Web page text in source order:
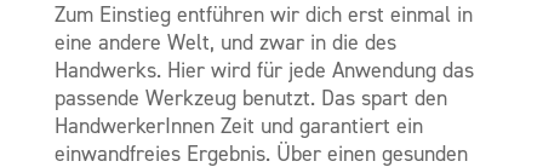
Zum Einstieg entführen wir dich erst einmal in
eine andere Welt, und zwar in die des
Handwerks. Hier wird für jede Anwendung das
passende Werkzeug benutzt. Das spart den
HandwerkerInnen Zeit und garantiert ein
einwandfreies Ergebnis. Über einen gesunden